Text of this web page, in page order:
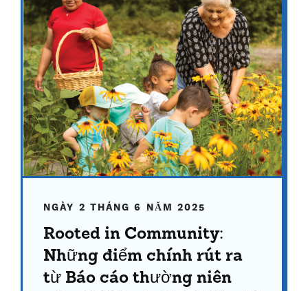
NGÀY 2 THÁNG 6 NĂM 2025
Rooted in Community:
Những điểm chính rút ra
từ Báo cáo thường niên